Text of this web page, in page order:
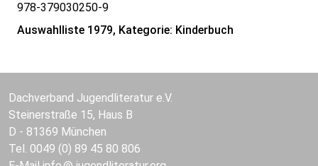
978-379030250-9
Auswahlliste 1979, Kategorie: Kinderbuch
Dachverband Jugendliteratur e.V.
Steinerstraße 15, Haus B
D - 81369 München
Tel. 0049 (0) 89 45 80 806